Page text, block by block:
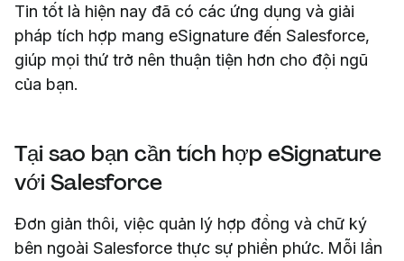
Tin tốt là hiện nay đã có các ứng dụng và giải
pháp tích hợp mang eSignature đến Salesforce,
giúp mọi thứ trở nên thuận tiện hơn cho đội ngũ
của bạn.
Tại sao bạn cần tích hợp eSignature
với Salesforce
Đơn giản thôi, việc quản lý hợp đồng và chữ ký
bên ngoài Salesforce thực sự phiền phức. Mỗi lần